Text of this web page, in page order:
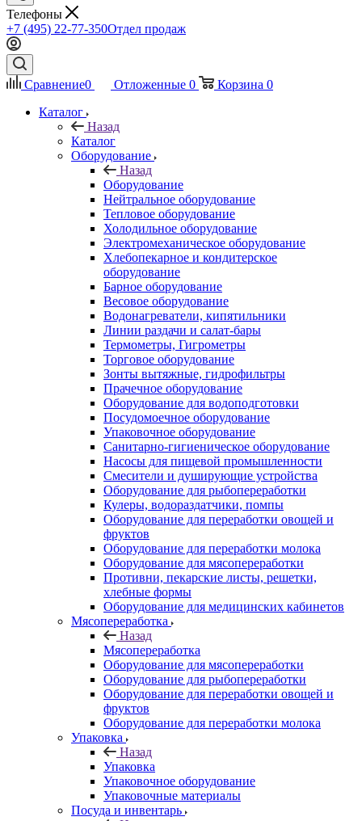
Телефоны
+7 (495) 22-77-350Отдел продаж
Сравнение0 Отложенные 0 Корзина 0
Каталог
Назад
Каталог
Оборудование
Назад
Оборудование
Нейтральное оборудование
Тепловое оборудование
Холодильное оборудование
Электромеханическое оборудование
Хлебопекарное и кондитерское
оборудование
Барное оборудование
Весовое оборудование
Водонагреватели, кипятильники
Линии раздачи и салат-бары
Термометры, Гигрометры
Торговое оборудование
Зонты вытяжные, гидрофильтры
Прачечное оборудование
Оборудование для водоподготовки
Посудомоечное оборудование
Упаковочное оборудование
Санитарно-гигиеническое оборудование
Насосы для пищевой промышленности
Смесители и душирующие устройства
Оборудование для рыбопереработки
Кулеры, водораздатчики, помпы
Оборудование для переработки овощей и
фруктов
Оборудование для переработки молока
Оборудование для мясопереработки
Противни, пекарские листы, решетки,
хлебные формы
Оборудование для медицинских кабинетов
Мясопереработка
Назад
Мясопереработка
Оборудование для мясопереработки
Оборудование для рыбопереработки
Оборудование для переработки овощей и
фруктов
Оборудование для переработки молока
Упаковка
Назад
Упаковка
Упаковочное оборудование
Упаковочные материалы
Посуда и инвентарь